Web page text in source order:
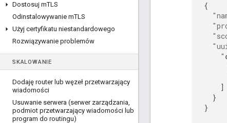
Dostosuj mTLS
Odinstalowywanie mTLS
Użyj certyfikatu niestandardowego
Rozwiązywanie problemów
SKALOWANIE
Dodaję router lub węzeł przetwarzający
wiadomości
Usuwanie serwera (serwer zarządzania,
podmiot przetwarzający wiadomości lub
program do routingu)
{
"
]
}
}